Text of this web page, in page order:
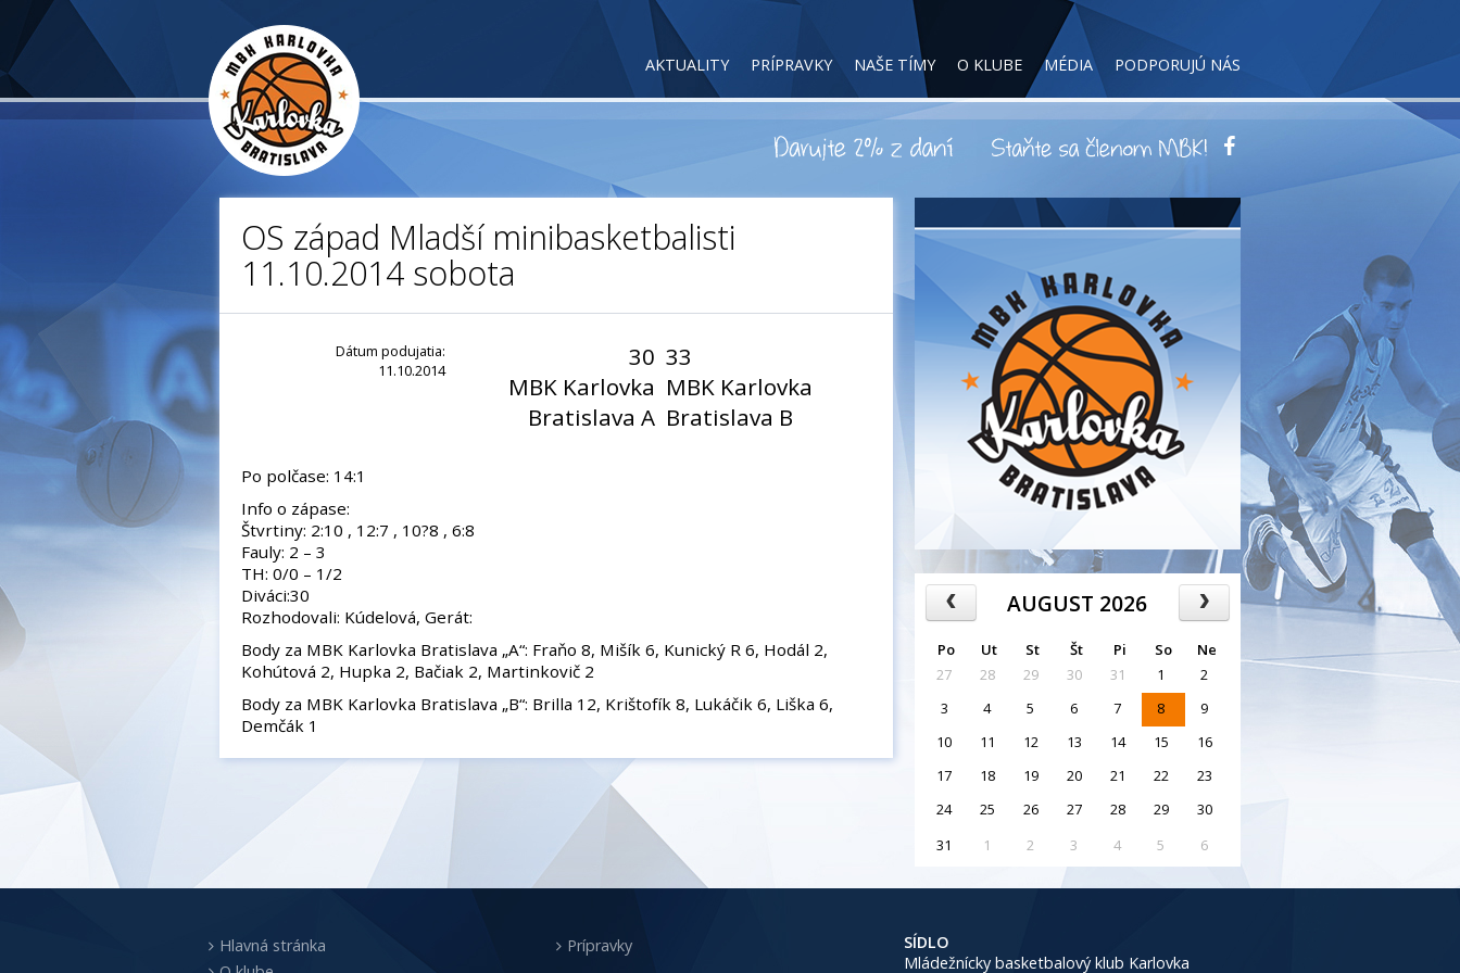
AKTUALITY PRÍPRAVKY NAŠE TÍMY O KLUBE MÉDIA PODPORUJÚ NÁS
OS západ Mladší minibasketbalisti
11.10.2014 sobota
Dátum podujatia:
11.10.2014
30
MBK Karlovka
Bratislava A
33
MBK Karlovka
Bratislava B
Po polčase: 14:1
Info o zápase:
Štvrtiny: 2:10 , 12:7 , 10?8 , 6:8
Fauly: 2 – 3
TH: 0/0 – 1/2
Diváci:30
Rozhodovali: Kúdelová, Gerát:
Body za MBK Karlovka Bratislava „A“: Fraňo 8, Mišík 6, Kunický R 6, Hodál 2,
Kohútová 2, Hupka 2, Bačiak 2, Martinkovič 2
Body za MBK Karlovka Bratislava „B“: Brilla 12, Krištofík 8, Lukáčik 6, Liška 6,
Demčák 1
AUGUST 2026
Po Ut St Št Pi So
Ne
27
28 29 30 31 1
2
3
4 5 6 7 8
9
10
11 12 13 14 15
16
17
18 19 20 21 22
23
24
25 26 27 28 29
30
31
1 2 3 4 5 6
Hlavná stránka
Prípravky
SÍDLO
Mládežnícky basketbalový klub Karlovka